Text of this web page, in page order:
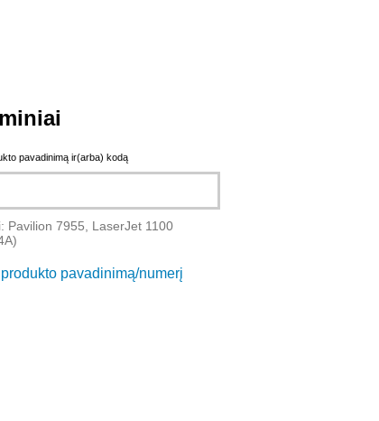
pavadinimą ir(arba) kodą
Pavilion 7955, LaserJet 1100
pavadinimą/numerį